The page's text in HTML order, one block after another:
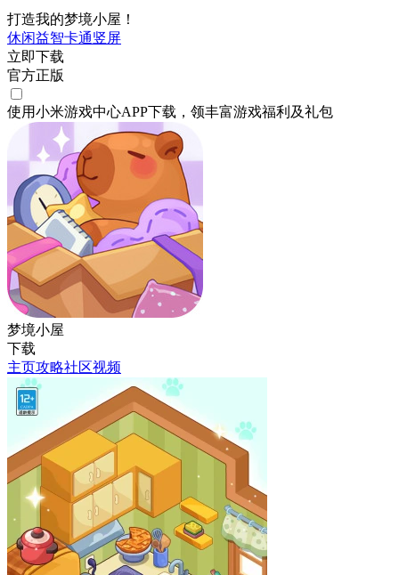
打造我的梦境小屋！
休闲益智卡通竖屏
立即下载
官方正版
使用小米游戏中心APP下载 ，领丰富游戏福利 及礼包
梦境小屋
下载
主页攻略社区视频